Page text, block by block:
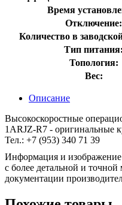
Время
Отключение:
Количество в
Тип питания:
Топология:
Вес:
Описание
Высокоскоростные
1ARJZ-R7 - оригинальные
Тел.: +7 (953) 340 71 39
Информация и изображение
с более детальной и
документации